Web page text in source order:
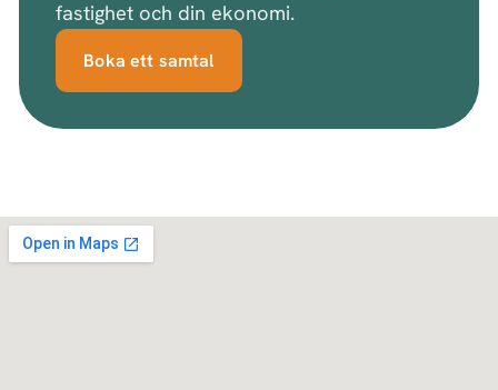
fastighet och din ekonomi.
Boka ett samtal